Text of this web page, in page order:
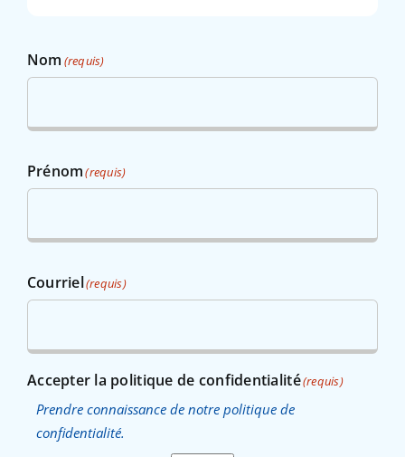
Nom (requis)
Prénom(requis)
Courriel(requis)
Accepter la politique de confidentialité(requis)
Prendre connaissance de notre politique de
confidentialité.